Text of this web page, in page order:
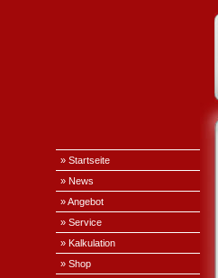
» Startseite
» News
» Angebot
» Service
» Kalkulation
» Shop